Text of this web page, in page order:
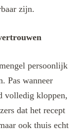
zijn.
persoonlijk
Pas wanneer
volledig kloppen,
dat het recept
ook thuis echt